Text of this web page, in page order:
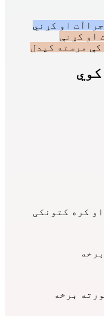
او کړني
او کړنې
مرسته کیدل
کره کتونکی
برخه